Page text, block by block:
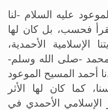
عليه السلام -لنا
فحسب، بل كان لها
الإسلامية الأحمدية،
-صلى الله وسلم-
أحمد المسيح الموعود
كما كان لها الأثر
الإسلامي الأحمدي في